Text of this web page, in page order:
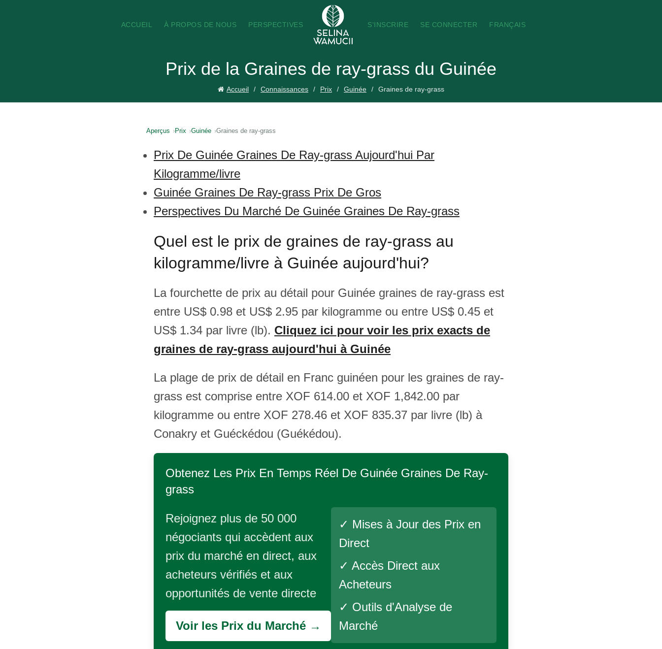
ACCUEIL À PROPOS DE NOUS PERSPECTIVES S'INSCRIRE SE CONNECTER FRANÇAIS
Prix de la Graines de ray-grass du Guinée
Accueil Connaissances Prix Guinée Graines de ray-grass
Aperçus Prix Guinée Graines de ray-grass
Prix De Guinée Graines De Ray-grass Aujourd'hui Par
Kilogramme/livre
Guinée Graines De Ray-grass Prix De Gros
Perspectives Du Marché De Guinée Graines De Ray-grass
Quel est le prix de graines de ray-grass au
kilogramme/livre à Guinée aujourd'hui?
La fourchette de prix au détail pour Guinée graines de ray-grass est
entre US$ 0.98 et US$ 2.95 par kilogramme ou entre US$ 0.45 et
US$ 1.34 par livre (lb). Cliquez ici pour voir les prix exacts de
graines de ray-grass aujourd'hui à Guinée
La plage de prix de détail en Franc guinéen pour les graines de ray-
grass est comprise entre XOF 614.00 et XOF 1,842.00 par
kilogramme ou entre XOF 278.46 et XOF 835.37 par livre (lb) à
Conakry et Guéckédou (Guékédou).
Obtenez Les Prix En Temps Réel De Guinée Graines De Ray-
grass
Rejoignez plus de 50 000
négociants qui accèdent aux
prix du marché en direct, aux
acheteurs vérifiés et aux
opportunités de vente directe
Voir les Prix du Marché →
✓ Mises à Jour des Prix en
Direct
✓ Accès Direct aux
Acheteurs
✓ Outils d'Analyse de
Marché